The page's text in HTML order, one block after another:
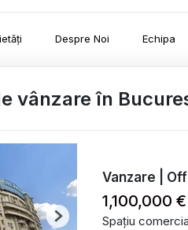
Despre Noi Echipa
vânzare în
Next
Vanzare |
1,100,000 €
Spațiu